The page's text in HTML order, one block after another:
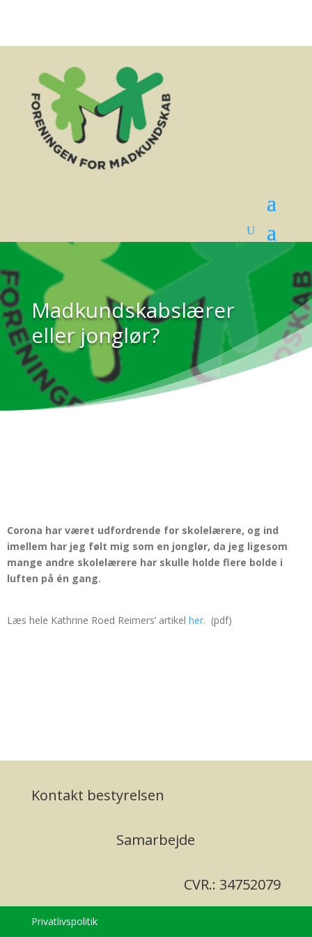
Madkundskabslærer
eller jonglør?
Corona har været udfordrende for skolelærere, og ind
imellem har jeg følt mig som en jonglør, da jeg ligesom
mange andre skolelærere har skulle holde flere bolde i
luften på én gang.
Læs hele Kathrine Roed Reimers’ artikel her. (pdf)
Kontakt bestyrelsen
Samarbejde
CVR.: 34752079
Privatlivspolitik